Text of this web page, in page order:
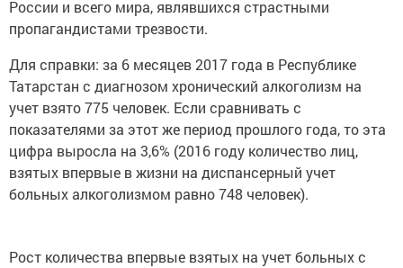
России и всего мира, являвшихся страстными
пропагандистами трезвости.
Для справки: за 6 месяцев 2017 года в Республике
Татарстан с диагнозом хронический алкоголизм на
учет взято 775 человек. Если сравнивать с
показателями за этот же период прошлого года, то эта
цифра выросла на 3,6% (2016 году количество лиц,
взятых впервые в жизни на диспансерный учет
больных алкоголизмом равно 748 человек).
Рост количества впервые взятых на учет больных с